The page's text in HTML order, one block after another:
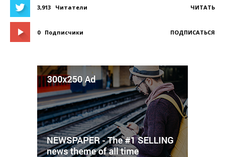
3,913 Читатели ЧИТАТЬ
0 Подписчики ПОДПИСАТЬСЯ